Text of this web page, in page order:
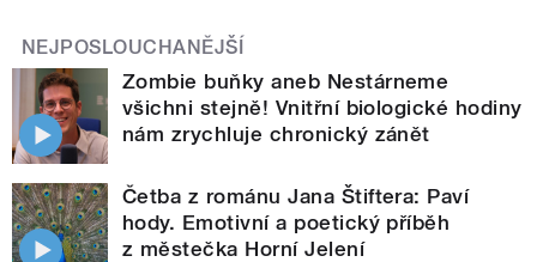
NEJPOSLOUCHANĚJŠÍ
Zombie buňky aneb Nestárneme
všichni stejně! Vnitřní biologické hodiny
nám zrychluje chronický zánět
Četba z románu Jana Štiftera: Paví
hody. Emotivní a poetický příběh
z městečka Horní Jelení